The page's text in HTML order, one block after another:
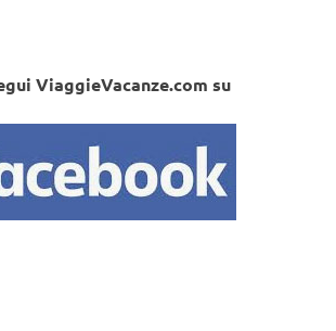
ViaggieVacanze.com su